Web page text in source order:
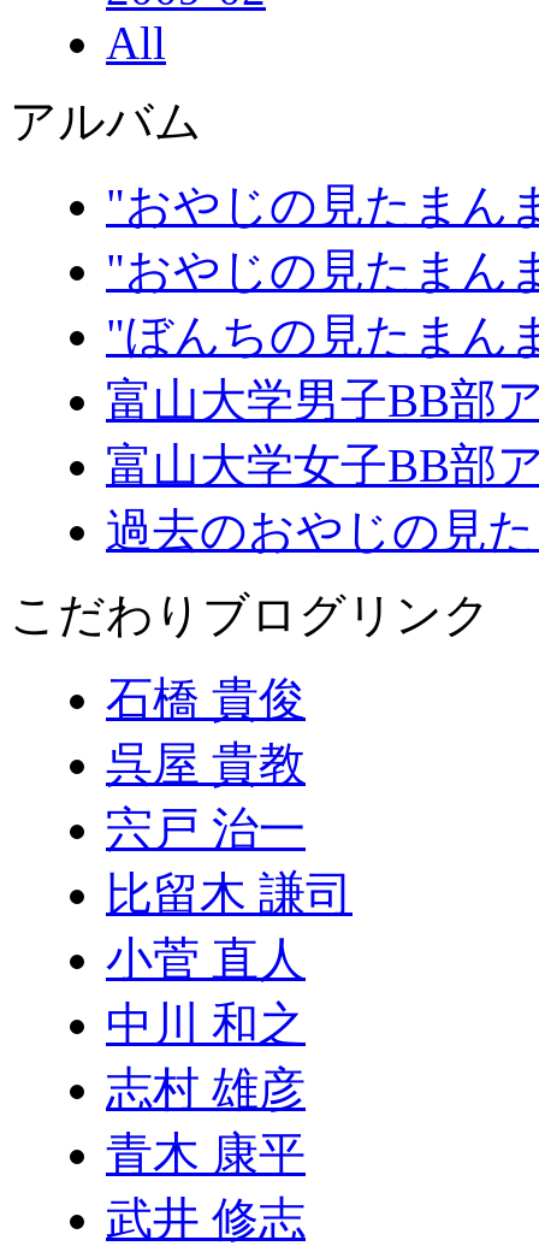
All
アルバム
"おやじの見たまん
"おやじの見たまん
"ぼんちの見たまん
富山大学男子BB部
富山大学女子BB部
過去のおやじの見
こだわりブログリンク
石橋 貴俊
呉屋 貴教
宍戸 治一
比留木 謙司
小菅 直人
中川 和之
志村 雄彦
青木 康平
武井 修志